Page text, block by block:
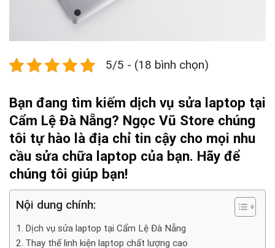
5/5 - (18 bình chọn)
Bạn đang tìm kiếm dịch vụ sửa laptop tại
Cẩm Lệ Đà Nẵng? Ngọc Vũ Store chúng
tôi tự hào là địa chỉ tin cậy cho mọi nhu
cầu sửa chữa laptop của bạn. Hãy để
chúng tôi giúp bạn!
Nội dung chính:
Dịch vụ sửa laptop tại Cẩm Lệ Đà Nẵng
Thay thế linh kiện laptop chất lượng cao